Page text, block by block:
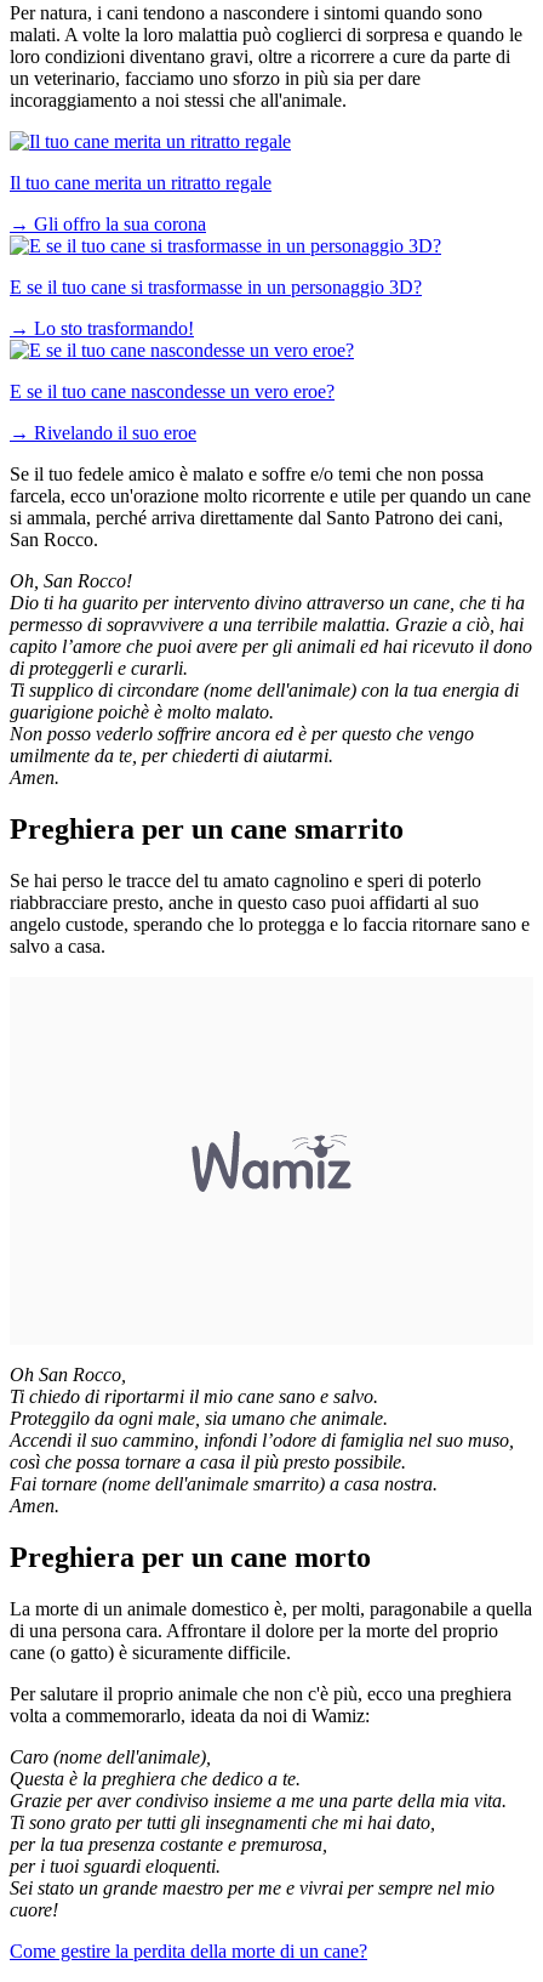
Per natura, i cani tendono a nascondere i sintomi quando sono
malati. A volte la loro malattia può coglierci di sorpresa e quando le
loro condizioni diventano gravi, oltre a ricorrere a cure da parte di
un veterinario, facciamo uno sforzo in più sia per dare
incoraggiamento a noi stessi che all'animale.
Il tuo cane merita un ritratto regale
→ Gli offro la sua corona
E se il tuo cane si trasformasse in un personaggio 3D?
→ Lo sto trasformando!
E se il tuo cane nascondesse un vero eroe?
→ Rivelando il suo eroe
Se il tuo fedele amico è malato e soffre e/o temi che non possa
farcela, ecco un'orazione molto ricorrente e utile per quando un cane
si ammala, perché arriva direttamente dal Santo Patrono dei cani,
San Rocco.
Oh, San Rocco!
Dio ti ha guarito per intervento divino attraverso un cane, che ti ha
permesso di sopravvivere a una terribile malattia. Grazie a ciò, hai
capito l’amore che puoi avere per gli animali ed hai ricevuto il dono
di proteggerli e curarli.
Ti supplico di circondare (nome dell'animale) con la tua energia di
guarigione poichè è molto malato.
Non posso vederlo soffrire ancora ed è per questo che vengo
umilmente da te, per chiederti di aiutarmi.
Amen.
Preghiera per un cane smarrito
Se hai perso le tracce del tu amato cagnolino e speri di poterlo
riabbracciare presto, anche in questo caso puoi affidarti al suo
angelo custode, sperando che lo protegga e lo faccia ritornare sano e
salvo a casa.
Oh San Rocco,
Ti chiedo di riportarmi il mio cane sano e salvo.
Proteggilo da ogni male, sia umano che animale.
Accendi il suo cammino, infondi l’odore di famiglia nel suo muso,
così che possa tornare a casa il più presto possibile.
Fai tornare (nome dell'animale smarrito) a casa nostra.
Amen.
Preghiera per un cane morto
La morte di un animale domestico è, per molti, paragonabile a quella
di una persona cara. Affrontare il dolore per la morte del proprio
cane (o gatto) è sicuramente difficile.
Per salutare il proprio animale che non c'è più, ecco una preghiera
volta a commemorarlo, ideata da noi di Wamiz:
Caro (nome dell'animale),
Questa è la preghiera che dedico a te.
Grazie per aver condiviso insieme a me una parte della mia vita.
Ti sono grato per tutti gli insegnamenti che mi hai dato,
per la tua presenza costante e premurosa,
per i tuoi sguardi eloquenti.
Sei stato un grande maestro per me e vivrai per sempre nel mio
cuore!
Come gestire la perdita della morte di un cane?